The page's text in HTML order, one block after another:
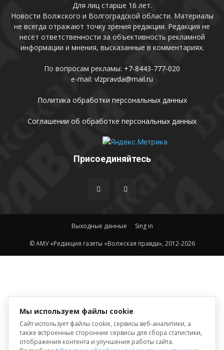
Для лиц старше 16 лет.
Новости Волжского и Волгоградской области. Материалы
не всегда отражают точку зрения редакции. Редакция не
несет ответственности за объективность рекламной
информации и мнения, высказанные в комментариях.
По вопросам рекламы: +7-8443-777-020
e-mail: vlzpravda@mail.ru
Политика обработки персональных данных
Соглашении об обработке персональных данных
Присоединяйтесь
Выходные данные Sing in
© АМУ «Редакция газеты «Волжская правда», 2012-2026
Мы используем файлы cookie
Сайт использует файлы cookie, сервисы веб-аналитики, а
также встроенные сторонние сервисы для сбора статистики,
отображения контента и улучшения работы сайта.